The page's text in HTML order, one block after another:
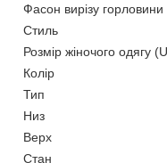
Фасон вирізу горловини
Стиль
Розмір жіночого одягу
Колір
Тип
Низ
Верх
Стан